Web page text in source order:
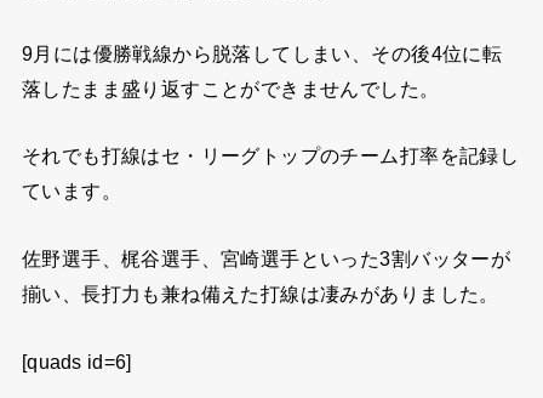
9月には優勝戦線から脱落してしまい、その後4位に転
落したまま盛り返すことができませんでした。
それでも打線はセ・リーグトップのチーム打率を記録し
ています。
佐野選手、梶谷選手、宮崎選手といった3割バッターが
揃い、長打力も兼ね備えた打線は凄みがありました。
[quads id=6]